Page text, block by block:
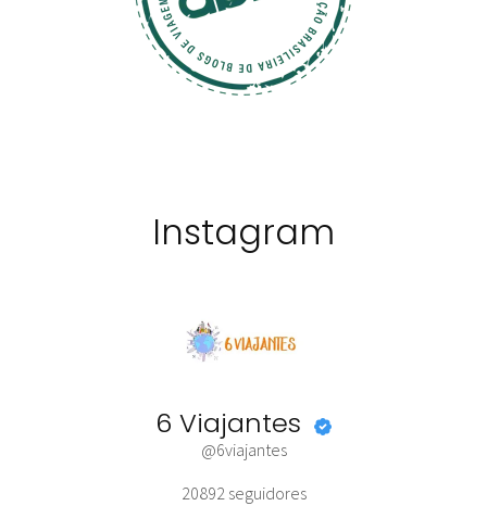
Instagram
6 Viajantes
@6viajantes
20892 seguidores